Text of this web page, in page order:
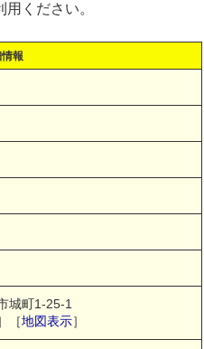
ください。
報
城町1-25-1
［地図表示］